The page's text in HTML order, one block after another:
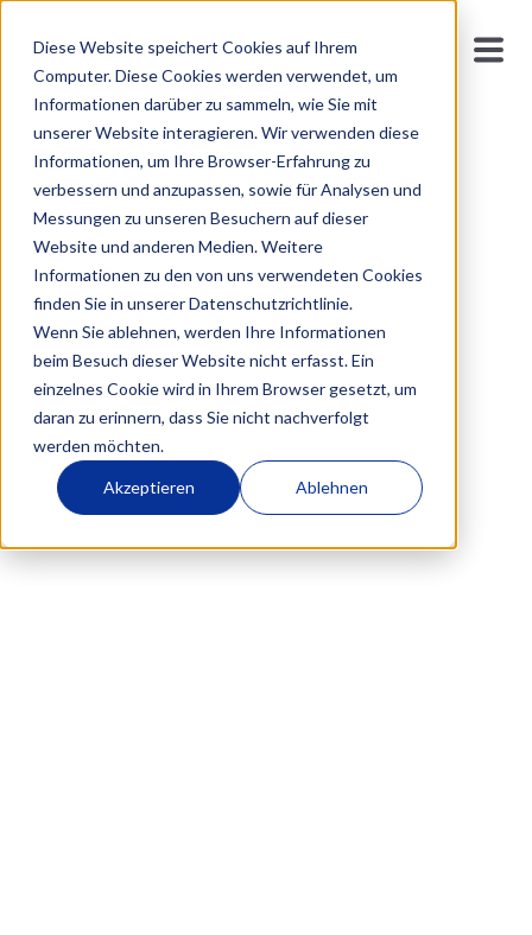
Diese Website speichert Cookies auf Ihrem
Computer. Diese Cookies werden verwendet, um
Informationen darüber zu sammeln, wie Sie mit
unserer Website interagieren. Wir verwenden diese
Informationen, um Ihre Browser-Erfahrung zu
verbessern und anzupassen, sowie für Analysen und
Messungen zu unseren Besuchern auf dieser
Website und anderen Medien. Weitere
Informationen zu den von uns verwendeten Cookies
finden Sie in unserer Datenschutzrichtlinie.
Wenn Sie ablehnen, werden Ihre Informationen
beim Besuch dieser Website nicht erfasst. Ein
einzelnes Cookie wird in Ihrem Browser gesetzt, um
daran zu erinnern, dass Sie nicht nachverfolgt
werden möchten.
Akzeptieren Ablehnen
Kontakt
Sie möchten mit uns in Verbindung treten? Wir freuen
uns über Ihre Nachricht oder Ihren Anruf. Nutzen Sie
einfach die untenstehenden Kontaktdaten, um uns
direkt zu erreichen.